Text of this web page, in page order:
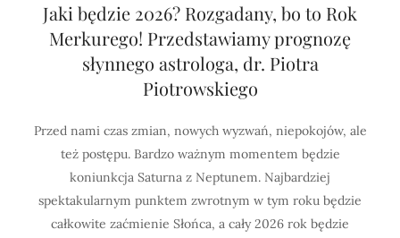
Jaki będzie 2026? Rozgadany, bo to Rok
Merkurego! Przedstawiamy prognozę
słynnego astrologa, dr. Piotra
Piotrowskiego
Przed nami czas zmian, nowych wyzwań, niepokojów, ale
też postępu. Bardzo ważnym momentem będzie
koniunkcja Saturna z Neptunem. Najbardziej
spektakularnym punktem zwrotnym w tym roku będzie
całkowite zaćmienie Słońca, a cały 2026 rok będzie